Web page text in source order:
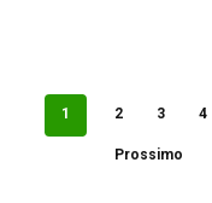
1 2 3 4
Prossimo